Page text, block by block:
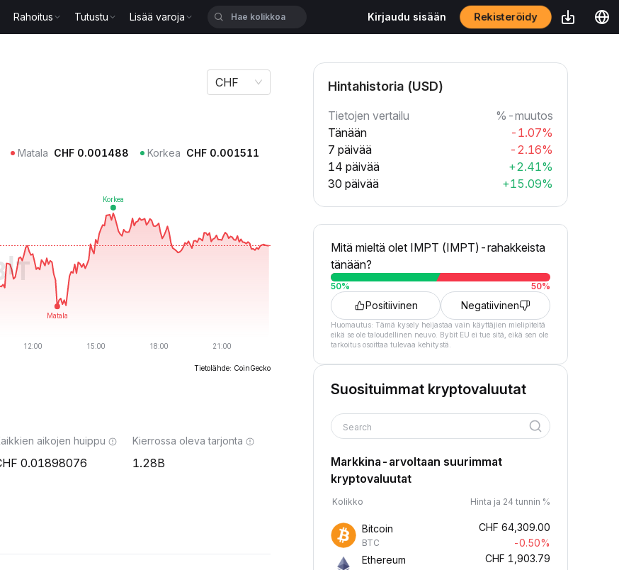
Rahoitus Tutustu Lisää varoja Kirjaudu sisään Rekisteröidy
CHF
Matala CHF 0.001488 Korkea CHF 0.001511
Tietolähde: CoinGecko
aikojen huippu
0.01898076
Kierrossa oleva tarjonta
1.28B
Hintahistoria (USD)
Tietojen vertailu
%-muutos
Tänään
-1.07%
7 päivää
-2.16%
14 päivää
+2.41%
30 päivää
+15.09%
Mitä mieltä olet IMPT (IMPT)-rahakkeista
tänään?
50% 50%
Positiivinen Negatiivinen
Huomautus: Tämä kysely heijastaa vain käyttäjien mielipiteitä
eikä se ole taloudellinen neuvo. Bybit EU ei tue sitä, eikä sen ole
tarkoitus osoittaa tulevaa kehitystä.
Suosituimmat kryptovaluutat
Search
Markkina-arvoltaan suurimmat
kryptovaluutat
Kolikko Hinta ja 24 tunnin %
Bitcoin
BTC
CHF 64,309.00
-0.50%
Ethereum
CHF 1,903.79